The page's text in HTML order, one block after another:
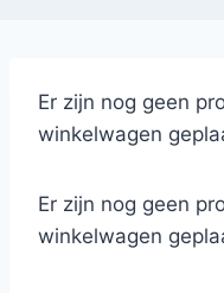
Er zijn nog geen
winkelwagen
Er zijn nog geen
winkelwagen